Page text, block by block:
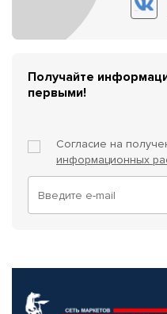
Получайте
первыми!
Согласие на
информационных